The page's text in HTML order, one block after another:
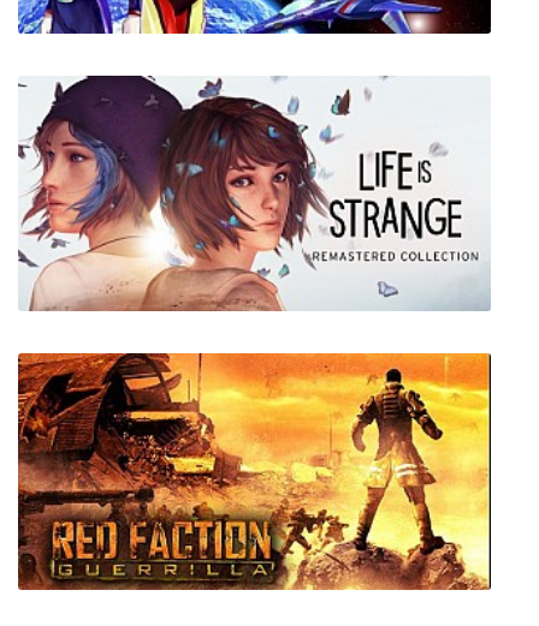
Psyvariar Delta
Life is Strange Remastered Collection